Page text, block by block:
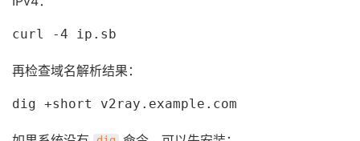
curl -4 ip.sb
再检查域名解析结果：
dig +short v2ray.example.com